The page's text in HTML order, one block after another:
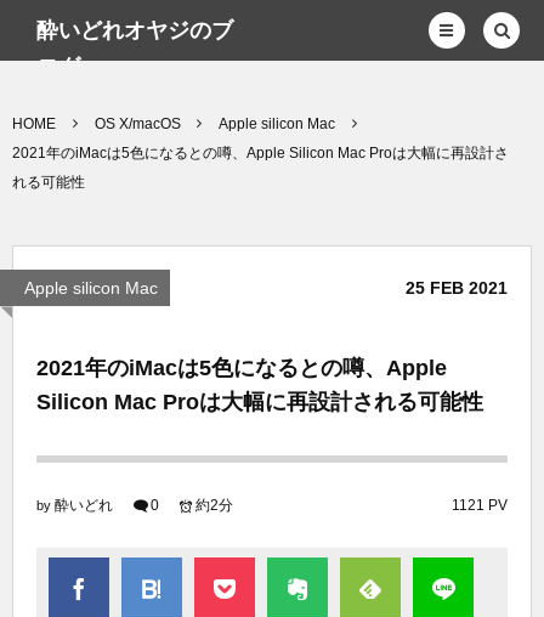
酔いどれオヤジのブ
ログwp
HOME OS X/macOS
Apple silicon Mac
2021年のiMacは5色になるとの噂、Apple Silicon Mac Proは大幅に再設計さ
れる可能性
Apple silicon Mac 25 FEB 2021
2021年のiMacは5色になるとの噂、Apple
Silicon Mac Proは大幅に再設計される可能性
by 酔いどれ 0 1121 PV
約2分